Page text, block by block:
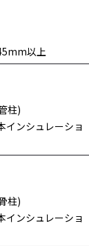
以上
柱)
インシュレーショ
柱)
インシュレーショ